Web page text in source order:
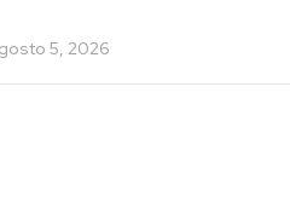
5, 2026